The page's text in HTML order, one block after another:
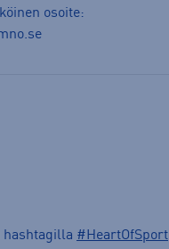
osoite:
hashtagilla #HeartOfSport